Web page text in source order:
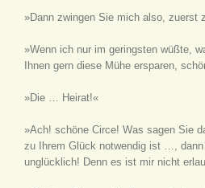
»Dann zwingen Sie mich also, zuerst
»Wenn ich nur im geringsten wüßte,
Ihnen gern diese Mühe ersparen,
»Die … Heirat!«
»Ach! schöne Circe! Was sagen Sie
zu Ihrem Glück notwendig ist …,
unglücklich! Denn es ist mir nicht